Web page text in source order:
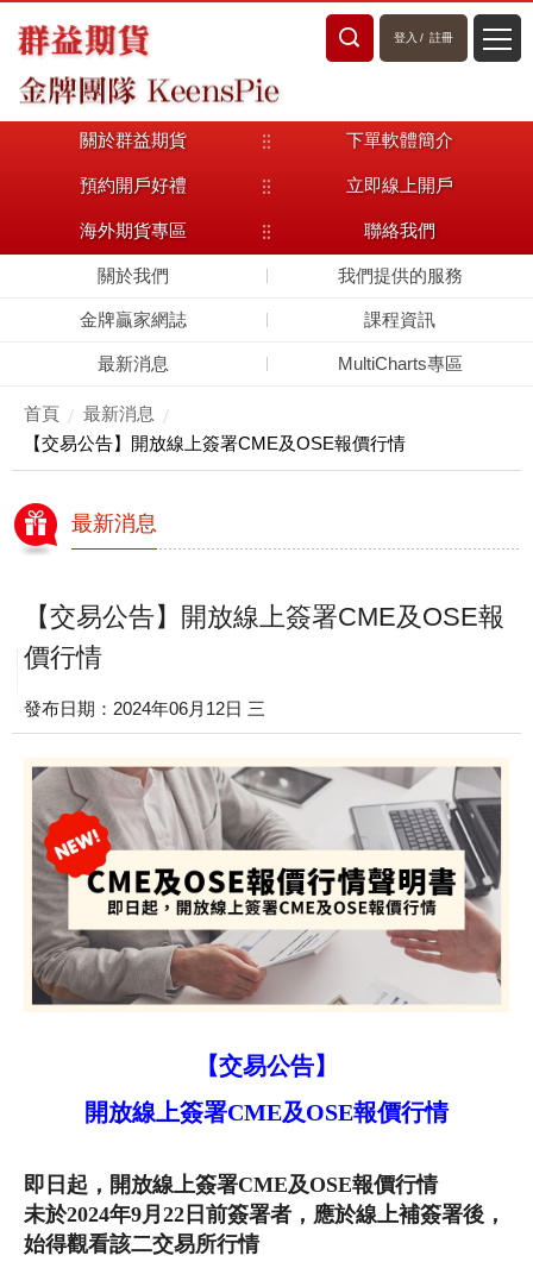
登入 / 註冊
關於群益期貨 下單軟體簡介
預約開戶好禮 立即線上開戶
海外期貨專區 聯絡我們
關於我們 我們提供的服務
金牌贏家網誌 課程資訊
最新消息 MultiCharts專區
首頁
最新消息
【交易公告】開放線上簽署CME及OSE報價行情
最新消息
【交易公告】開放線上簽署CME及OSE報
價行情
發布日期：2024年06月12日 三
【交易公告】
開放線上簽署CME及OSE報價行情
即日起，開放線上簽署CME及OSE報價行情
未於2024年9月22日前簽署者，應於線上補簽署後，
始得觀看該二交易所行情